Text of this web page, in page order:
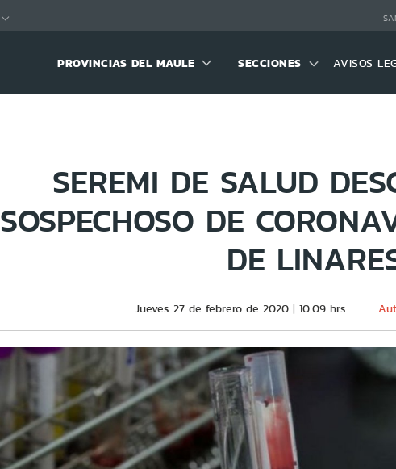
PROVINCIAS DEL MAULE SECCIONES AVISOS
SEREMI DE SALUD
SOSPECHOSO DE
DE
Jueves 27 de febrero de 2020 10:09 hrs